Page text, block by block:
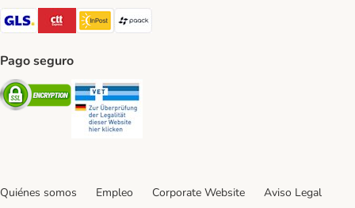
GLS Shipping Method
CTTExpress Shipping Method
InPost Shipping Method
paack Shipping Method
Pago seguro
Security
Quiénes somos Empleo Corporate Website
Aviso Legal